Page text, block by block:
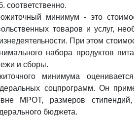
соответственно.
минимум - это
товаров и услуг,
При этом
набора продуктов
и сборы.
минимума оценивается
соцпрограмм. Он
МРОТ, размеров
бюджета.